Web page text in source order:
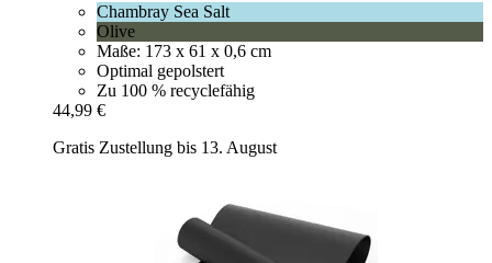
Chambray Sea Salt
Olive
Maße: 173 x 61 x 0,6 cm
Optimal gepolstert
Zu 100 % recyclefähig
44,99 €
Gratis Zustellung bis 13. August